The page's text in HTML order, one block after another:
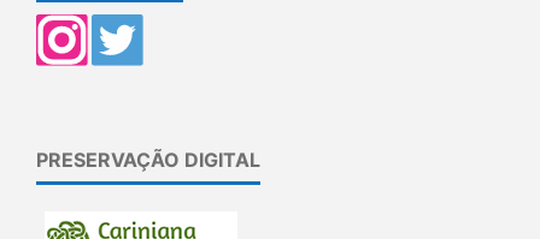
PRESERVAÇÃO DIGITAL